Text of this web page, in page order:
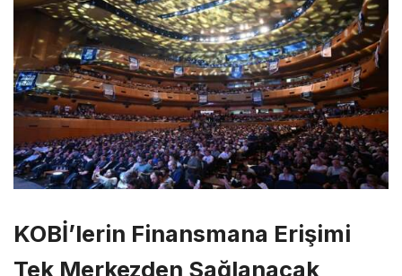
KOBİ’lerin Finansmana Erişimi
Tek Merkezden Sağlanacak